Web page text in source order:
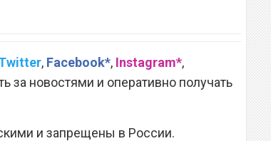
, Facebook*, Instagram*,
за новостями и оперативно получать
и запрещены в России.